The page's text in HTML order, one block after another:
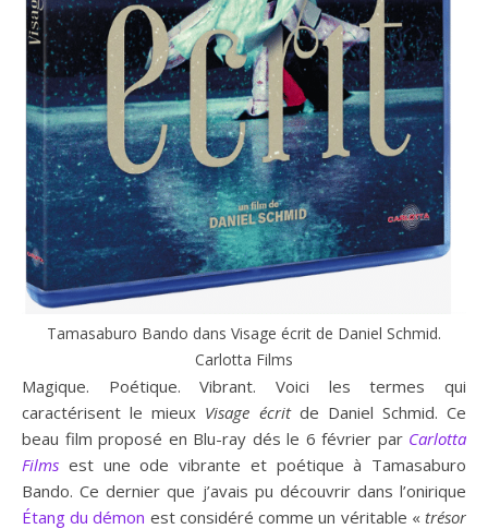
Tamasaburo Bando dans Visage écrit de Daniel Schmid.
Carlotta Films
Magique. Poétique. Vibrant. Voici les termes qui
caractérisent le mieux Visage écritde Daniel Schmid. Ce
beau film proposé en Blu-ray dés le 6 février par Carlotta
Films est une ode vibrante et poétique à Tamasaburo
Bando. Ce dernier que j’avais pu découvrir dans l’onirique
Étang du démon est considéré comme un véritable «trésor